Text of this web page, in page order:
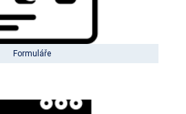
Formuláře